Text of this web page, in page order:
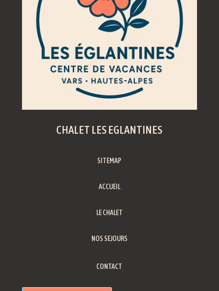
CHALET LES EGLANTINES
SITEMAP
ACCUEIL
LE CHALET
NOS SEJOURS
CONTACT